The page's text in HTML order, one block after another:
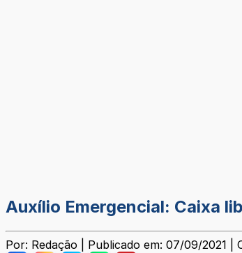
Auxílio Emergencial: Caixa
Por: Redação | Publicado em: 07/09/2021 |